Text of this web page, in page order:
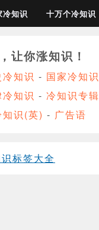
冷知识 十万个冷知识
让你涨知识！
知识 - 国家冷知识
知识 - 冷知识专辑
识(英) - 广告语
标签大全